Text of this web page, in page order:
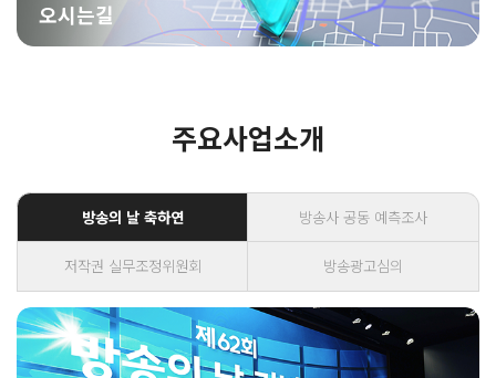
오시는길
주요사업소개
방송의 날 축하연 방송사 공동 예측조사
저작권 실무조정위원회 방송광고심의